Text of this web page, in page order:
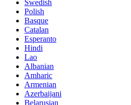
Swedish
Polish
Basque
Catalan
Esperanto
Hindi
Lao
Albanian
Amharic
Armenian
Azerbaijani
Belarusian